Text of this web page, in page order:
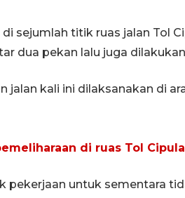
sejumlah titik ruas jalan Tol
dua pekan lalu juga
jalan kali ini dilaksanakan di
di ruas Tol
pekerjaan untuk sementara